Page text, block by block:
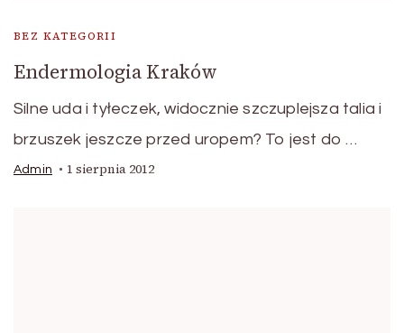
BEZ KATEGORII
Endermologia Kraków
Silne uda i tyłeczek, widocznie szczuplejsza talia i
brzuszek jeszcze przed uropem? To jest do …
Admin 1 sierpnia 2012